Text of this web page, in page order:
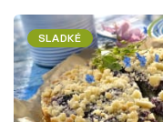
SLADKÉ